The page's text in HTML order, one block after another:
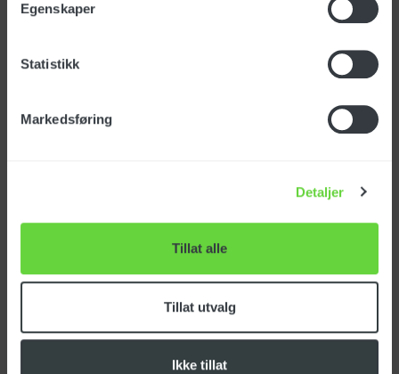
Egenskaper
Statistikk
Markedsføring
Detaljer
Tillat alle
Tillat utvalg
Ikke tillat